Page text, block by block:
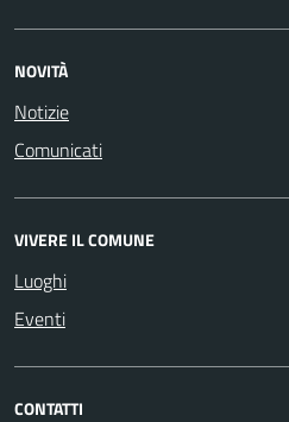
NOVITÀ
Notizie
Comunicati
VIVERE IL COMUNE
Luoghi
Eventi
CONTATTI